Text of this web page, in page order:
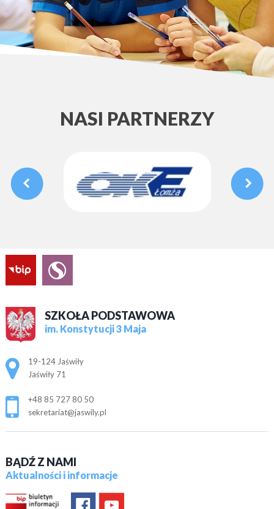
NASI PARTNERZY
SZKOŁA PODSTAWOWA
im. Konstytucji 3 Maja
Adres pocztowy:
19-124 Jaświły
Jaświły 71
+48 85 727 80 50
sekretariat@jaswily.pl
BĄDŹ Z NAMI
Aktualności i informacje